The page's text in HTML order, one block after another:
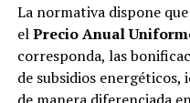
La normativa dispone
elPrecio Anual
corresponda, las
de subsidios